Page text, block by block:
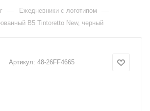
— Ежедневники c логотипом —
B5 Tintoretto New, черный
Артикул: 48-26FF4665